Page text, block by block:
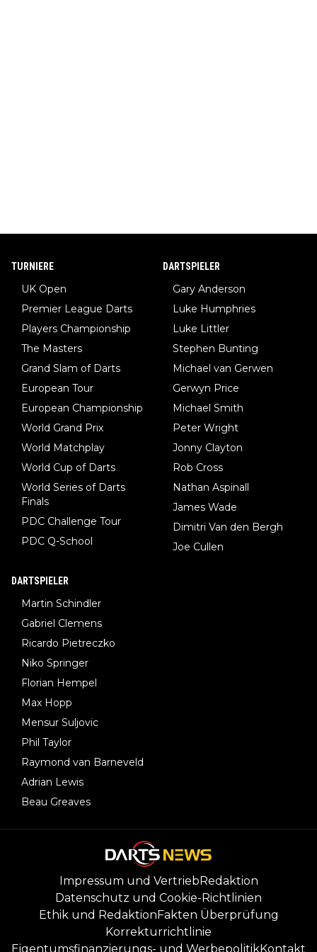
TURNIERE
UK Open
Premier League Darts
Players Championship
The Masters
Grand Slam of Darts
European Tour
European Championship
World Grand Prix
World Matchplay
World Cup of Darts
World Series of Darts
Finals
PDC Challenge Tour
PDC Q-School
DARTSPIELER
Gary Anderson
Luke Humphries
Luke Littler
Stephen Bunting
Michael van Gerwen
Gerwyn Price
Michael Smith
Peter Wright
Jonny Clayton
Rob Cross
Nathan Aspinall
James Wade
Dimitri Van den Bergh
Joe Cullen
DARTSPIELER
Martin Schindler
Gabriel Clemens
Ricardo Pietreczko
Niko Springer
Florian Hempel
Max Hopp
Mensur Suljovic
Phil Taylor
Raymond van Barneveld
Adrian Lewis
Beau Greaves
Impressum und VertriebRedaktion
Datenschutz und Cookie-Richtlinien
Ethik und RedaktionFakten Überprüfung
Korrekturrichtlinie
Eigentumsfinanzierungs- und WerbepolitikKontakt